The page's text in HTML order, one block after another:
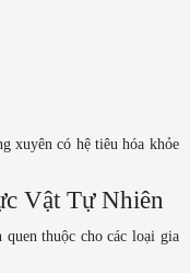
xuyên có hệ tiêu hóa khỏe
Vật Tự Nhiên
thuộc cho các loại gia